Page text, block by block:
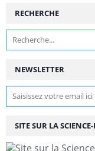
NEWSLETTER
RECHERCHE
SITE SUR LA